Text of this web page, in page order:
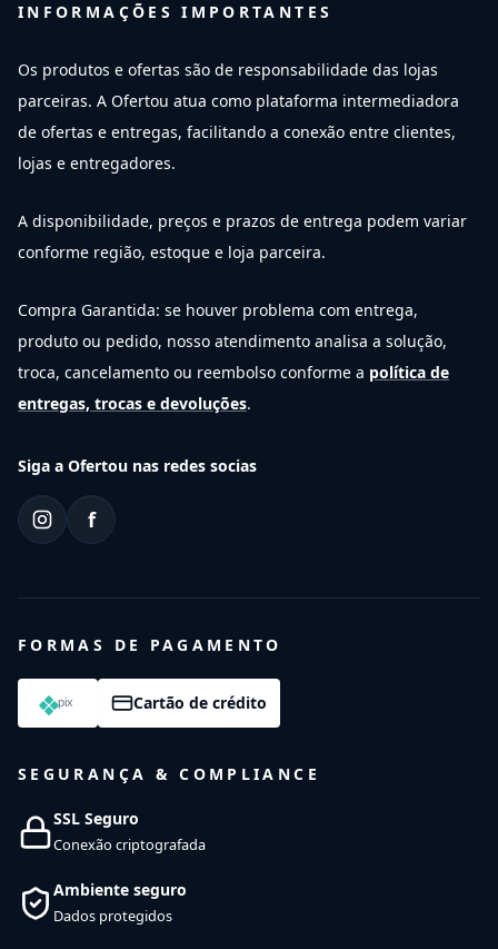
INFORMAÇÕES IMPORTANTES
Os produtos e ofertas são de responsabilidade das lojas
parceiras. A Ofertou atua como plataforma intermediadora
de ofertas e entregas, facilitando a conexão entre clientes,
lojas e entregadores.
A disponibilidade, preços e prazos de entrega podem variar
conforme região, estoque e loja parceira.
Compra Garantida: se houver problema com entrega,
produto ou pedido, nosso atendimento analisa a solução,
troca, cancelamento ou reembolso conforme a política de
entregas, trocas e devoluções.
Siga a Ofertou nas redes socias
f
FORMAS DE PAGAMENTO
Cartão de crédito
SEGURANÇA & COMPLIANCE
SSL Seguro
Conexão criptografada
Ambiente seguro
Dados protegidos